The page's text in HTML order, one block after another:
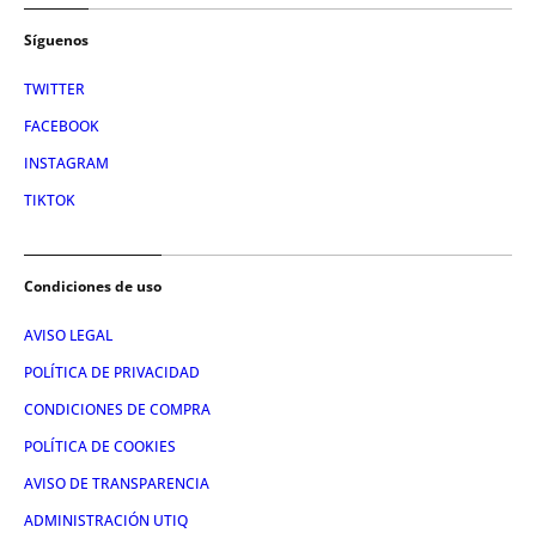
Síguenos
TWITTER
FACEBOOK
INSTAGRAM
TIKTOK
Condiciones de uso
AVISO LEGAL
POLÍTICA DE PRIVACIDAD
CONDICIONES DE COMPRA
POLÍTICA DE COOKIES
AVISO DE TRANSPARENCIA
ADMINISTRACIÓN UTIQ